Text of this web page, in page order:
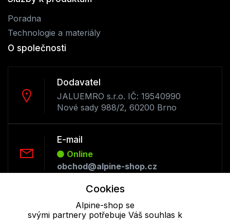
Poradna
Technologie a materiály
O společnosti
Dodavatel
JALUEMRO s.r.o. IČ: 19540990
Nové sady 988/2, 60200 Brno
E-mail
Online
obchod@alpine-shop.cz
Offline
Cookies
Alpine-shop se
svými partnery potřebuje Váš souhlas k